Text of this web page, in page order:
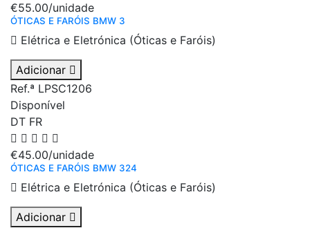
€55.00/unidade
ÓTICAS E FARÓIS BMW 3
Elétrica e Eletrónica (Óticas e Faróis)
Adicionar
Ref.ª LPSC1206
Disponível
DT FR
€45.00/unidade
ÓTICAS E FARÓIS BMW 324
Elétrica e Eletrónica (Óticas e Faróis)
Adicionar